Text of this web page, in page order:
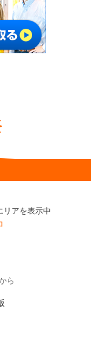
リアを表示中
ら